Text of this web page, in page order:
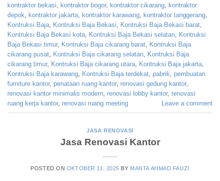
kontraktor bekasi, kontraktor bogor, kontraktor cikarang, kontraktor
depok, kontraktor jakarta, kontraktor karawang, kontraktor tanggerang,
Kontruksi Baja, Kontruksi Baja Bekasi, Kontruksi Baja Bekasi barat,
Kontruksi Baja Bekasi kota, Kontruksi Baja Bekasi selatan, Kontruksi
Baja Bekasi timur, Kontruksi Baja cikarang barat, Kontruksi Baja
cikarang pusat, Kontruksi Baja cikarang selatan, Kontruksi Baja
cikarang timur, Kontruksi Baja cikarang utara, Kontruksi Baja jakarta,
Kontruksi Baja karawang, Kontruksi Baja terdekat, pabrik, pembuatan
furniture kantor, penataan ruang kantor, renovasi gedung kantor,
renovasi kantor minimalis modern, renovasi lobby kantor, renovasi
ruang kerja kantor, renovasi ruang meeting Leave a comment
JASA RENOVASI
Jasa Renovasi Kantor
POSTED ON OKTOBER 11, 2025 BY MANTA AHMAD FAUZI